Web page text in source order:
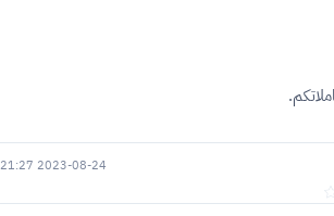
2023-08-24 21:27